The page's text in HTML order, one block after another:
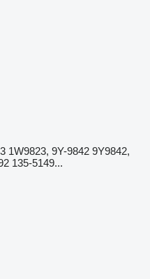
1W9823, 9Y-9842 9Y9842,
135-5149...